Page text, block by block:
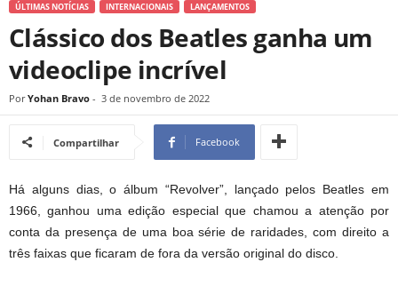
ÚLTIMAS NOTÍCIAS INTERNACIONAIS LANÇAMENTOS
Clássico dos Beatles ganha um
videoclipe incrível
Por Yohan Bravo - 3 de novembro de 2022
Compartilhar Facebook
Há alguns dias, o álbum “Revolver”, lançado pelos Beatles em
1966, ganhou uma edição especial que chamou a atenção por
conta da presença de uma boa série de raridades, com direito a
três faixas que ficaram de fora da versão original do disco.